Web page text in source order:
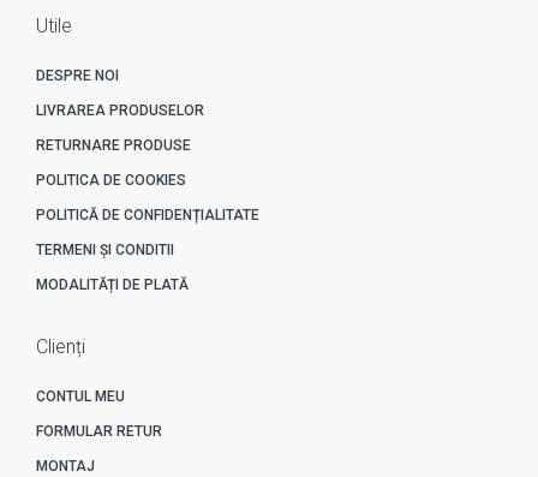
Utile
DESPRE NOI
LIVRAREA PRODUSELOR
RETURNARE PRODUSE
POLITICA DE COOKIES
POLITICĂ DE CONFIDENȚIALITATE
TERMENI ȘI CONDITII
MODALITĂȚI DE PLATĂ
Clienți
CONTUL MEU
FORMULAR RETUR
MONTAJ